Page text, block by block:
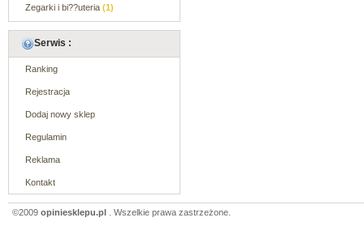
Zegarki i bi??uteria (1)
Serwis :
Ranking
Rejestracja
Dodaj nowy sklep
Regulamin
Reklama
Kontakt
©2009 opiniesklepu.pl . Wszelkie prawa zastrzeżone.